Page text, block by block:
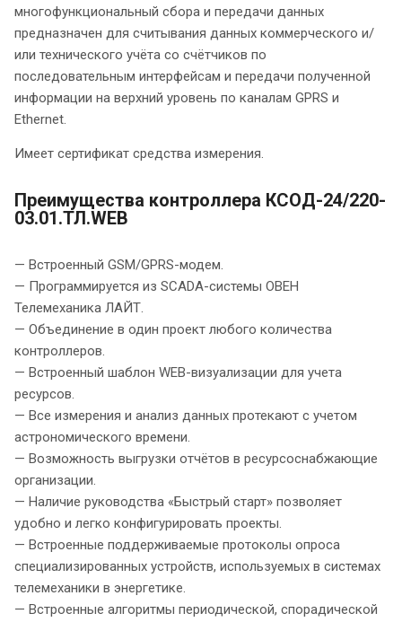
многофункциональный сбора и передачи данных
предназначен для считывания данных коммерческого и/
или технического учёта со счётчиков по
последовательным интерфейсам и передачи полученной
информации на верхний уровень по каналам GPRS и
Ethernet.
Имеет сертификат средства измерения.
Преимущества контроллера КСОД-24/220-
03.01.ТЛ.WEB
— Встроенный GSM/GPRS-модем.
— Программируется из SCADA-системы ОВЕН
Телемеханика ЛАЙТ.
— Объединение в один проект любого количества
контроллеров.
— Встроенный шаблон WEB-визуализации для учета
ресурсов.
— Все измерения и анализ данных протекают с учетом
астрономического времени.
— Возможность выгрузки отчётов в ресурсоснабжающие
организации.
— Наличие руководства «Быстрый старт» позволяет
удобно и легко конфигурировать проекты.
— Встроенные поддерживаемые протоколы опроса
специализированных устройств, используемых в системах
телемеханики в энергетике.
— Встроенные алгоритмы периодической, спорадической